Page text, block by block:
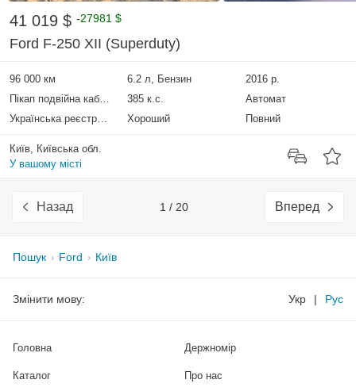
41 019 $ -27981 $
Ford F-250 XII (Superduty)
96 000 км 6.2 л, Бензин
2016 р.
Пікап подвійна кабіна
385 к.с.
Автомат
Українська реєстрація
Хороший Повний
Київ, Київська обл.
У вашому місті
Назад 1 / 20 Вперед
Пошук Ford Київ
Змінити мову: Укр | Рус
Головна
Каталог
Держномір
Про нас